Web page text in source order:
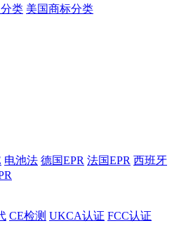
类 美国商标分类
电池法 德国EPR 法国EPR 西班牙
CE检测 UKCA认证 FCC认证